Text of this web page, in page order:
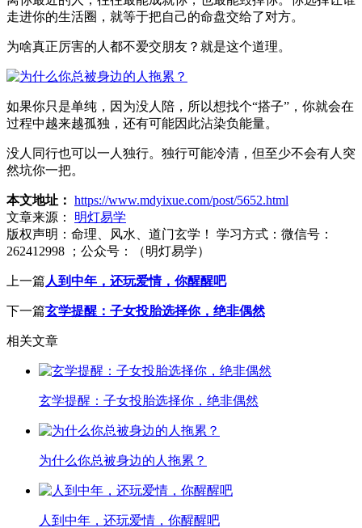
走进你的生活圈，就等于把自己的命盘交给了对方。
为啥真正厉害的人都不爱交朋友？就是这个道理。
如果你只是单纯，因为没人陪，所以想找个“搭子”，你就会在
过程中越来越孤独，还有可能因此沾染负能量。
没人同行也可以一人独行。独行可能冷清，但至少不会有人突
然坑你一把。
本文地址： https://www.mdyixue.com/post/5652.html
文章来源：
明灯易学
版权声明： 命理、风水、道门玄学！ 学习方式：微信号：
262412998 ；公众号：（明灯易学）
上一篇 人到中年，还玩爱情，你醒醒吧
下一篇玄学提醒：子女投胎选择你，绝非偶然
相关文章
玄学提醒：子女投胎选择你，绝非偶然
为什么你总被身边的人拖累？
人到中年，还玩爱情，你醒醒吧